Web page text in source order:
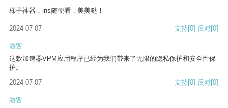
梯子神器，ins随便看，美美哒！
2024-07-07 支持[0] 反对[0]
游客
这款加速器VPM应用程序已经为我们带来了无限的隐私保护和安全性保
护。
2024-07-07
支持[0] 反对[0]
游客